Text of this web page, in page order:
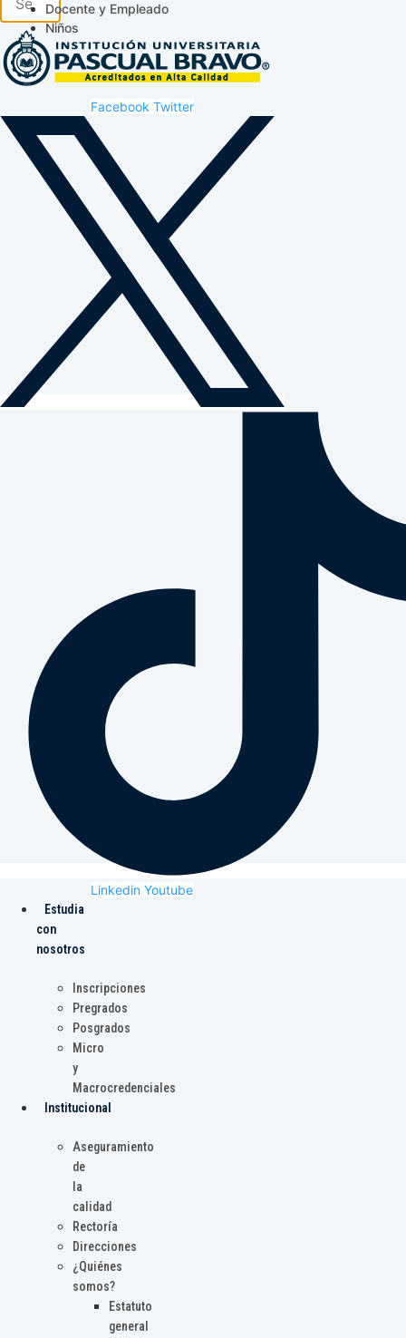
Docente y Empleado
Niños
Facebook Twitter
Linkedin Youtube
Estudia
con
nosotros
Inscripciones
Pregrados
Posgrados
Micro
y
Macrocredenciales
Institucional
Aseguramiento
de
la
calidad
Rectoría
Direcciones
¿Quiénes
somos?
Estatuto
general